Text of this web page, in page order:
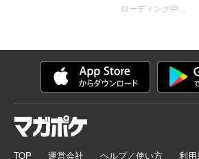
ローディング中…
TOP 運営会社 ヘルプ／使い方 利